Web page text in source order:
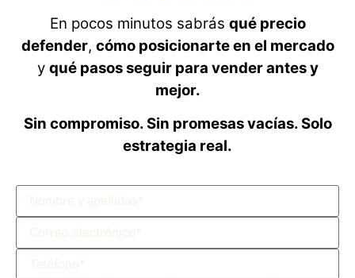
En pocos minutos sabrás qué precio
defender, cómo posicionarte en el mercado
y qué pasos seguir para vender antes y
mejor.
Sin compromiso. Sin promesas vacías. Solo
estrategia real.